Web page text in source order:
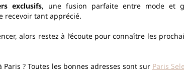
exclusifs, une fusion parfaite entre mode et
recevoir tant apprécié.
alors restez à l’écoute pour connaître les
? Toutes les bonnes adresses sont sur Paris